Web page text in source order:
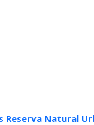
Reserva Natural